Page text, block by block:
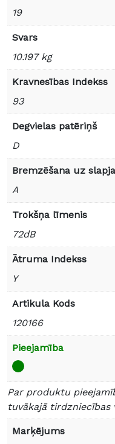
19
Svars
10.197 kg
Kravnesības Indekss
93
Degvielas patēriņš
D
Bremzēšana uz
A
Trokšņa līmenis
72dB
Ātruma Indekss
Y
Artikula Kods
120166
Pieejamība
Par produktu
tuvākajā tirdzniecības
Marķējums